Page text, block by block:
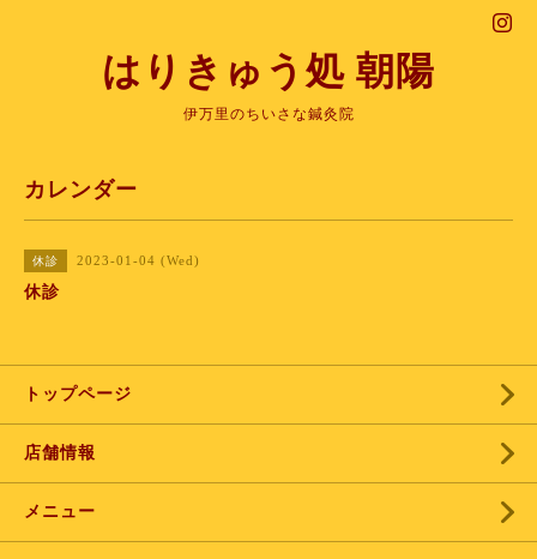
はりきゅう処 朝陽
伊万里のちいさな鍼灸院
カレンダー
休診 2023-01-04 (Wed)
休診
トップページ
店舗情報
メニュー